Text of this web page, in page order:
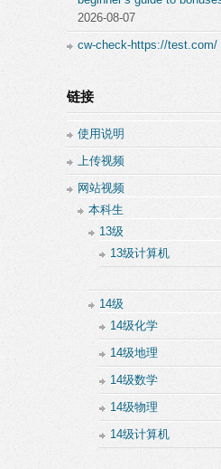
2026-08-07
cw-check-https://test.com/
链接
使用说明
上传视频
网站视频
本科生
13级
13级计算机
14级
14级化学
14级地理
14级数学
14级物理
14级计算机